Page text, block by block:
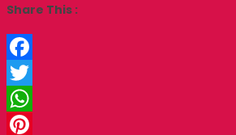
Share This :
Facebook
Twitter
WhatsApp